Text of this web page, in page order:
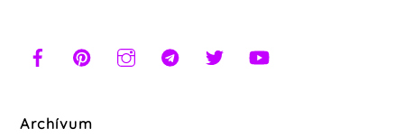
Archívum